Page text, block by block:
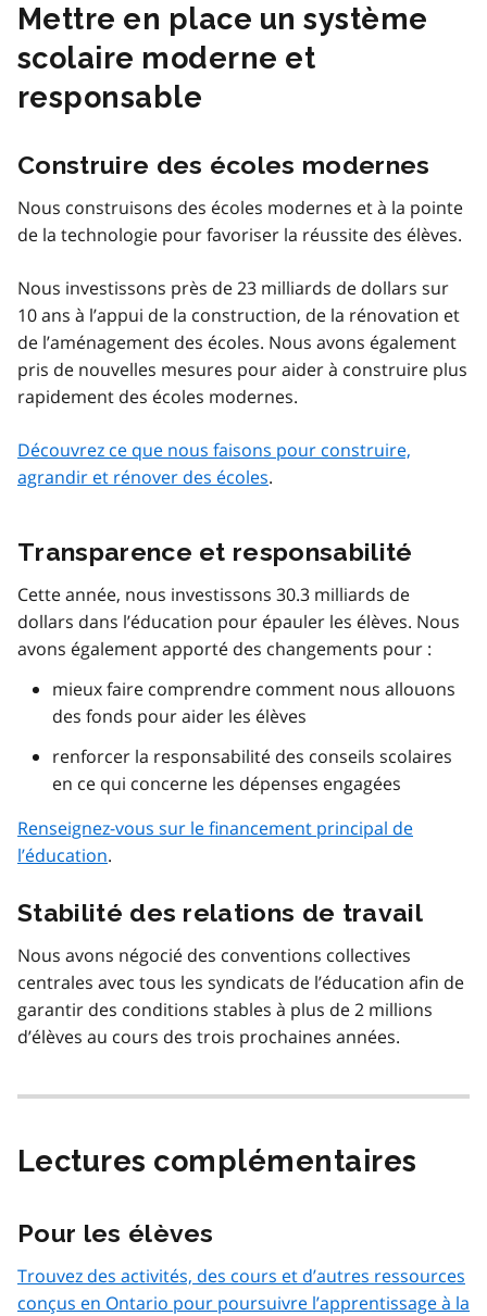
Mettre en place un système
scolaire moderne et
responsable
Construire des écoles modernes
Nous construisons des écoles modernes et à la pointe
de la technologie pour favoriser la réussite des élèves.
Nous investissons près de 23 milliards de dollars sur
10 ans à l’appui de la construction, de la rénovation et
de l’aménagement des écoles. Nous avons également
pris de nouvelles mesures pour aider à construire plus
rapidement des écoles modernes.
Découvrez ce que nous faisons pour construire,
agrandir et rénover des écoles.
Transparence et responsabilité
Cette année, nous investissons 30.3 milliards de
dollars dans l’éducation pour épauler les élèves. Nous
avons également apporté des changements pour :
mieux faire comprendre comment nous allouons
des fonds pour aider les élèves
renforcer la responsabilité des conseils scolaires
en ce qui concerne les dépenses engagées
Renseignez-vous sur le financement principal de
l’éducation.
Stabilité des relations de travail
Nous avons négocié des conventions collectives
centrales avec tous les syndicats de l’éducation afin de
garantir des conditions stables à plus de 2 millions
d’élèves au cours des trois prochaines années.
Lectures complémentaires
Pour les élèves
Trouvez des activités, des cours et d’autres ressources
conçus en Ontario pour poursuivre l’apprentissage à la